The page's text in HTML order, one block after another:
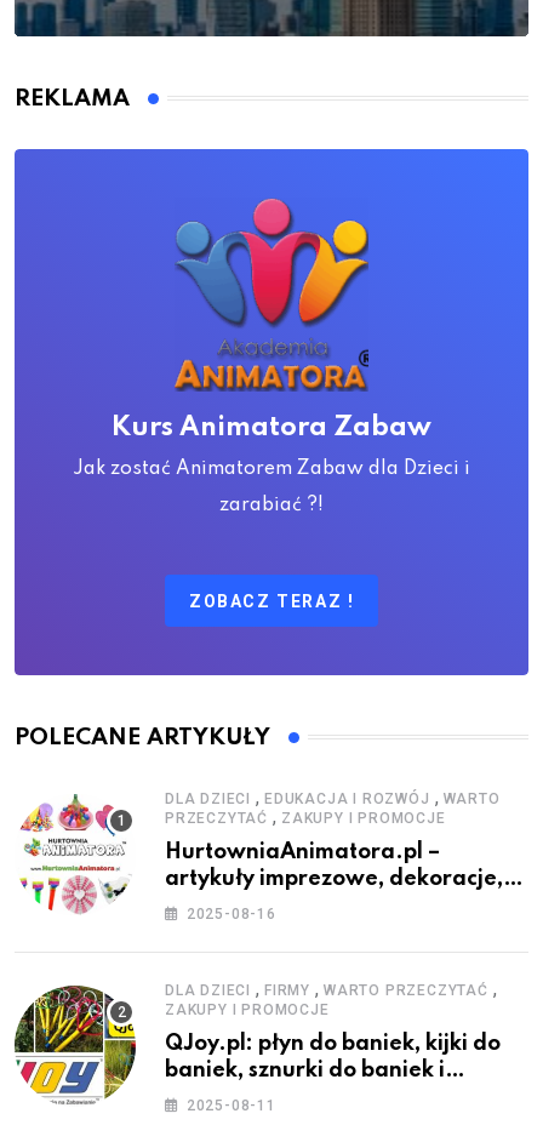
REKLAMA
Kurs Animatora Zabaw
Jak zostać Animatorem Zabaw dla Dzieci i
zarabiać ?!
ZOBACZ TERAZ !
POLECANE ARTYKUŁY
DLA DZIECI , EDUKACJA I ROZWÓJ , WARTO
PRZECZYTAĆ , ZAKUPY I PROMOCJE
HurtowniaAnimatora.pl –
artykuły imprezowe, dekoracje,
stroje i akcesoria dla animatorów
2025-08-16
DLA DZIECI , FIRMY , WARTO PRZECZYTAĆ ,
ZAKUPY I PROMOCJE
QJoy.pl: płyn do baniek, kijki do
baniek, sznurki do baniek i
zestawy do baniek
2025-08-11